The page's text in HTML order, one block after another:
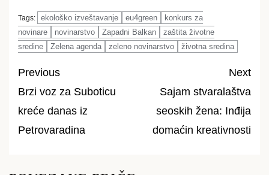
Tags: ekološko izveštavanje eu4green
konkurs za
novinare
novinarstvo Zapadni Balkan
zaštita životne
sredine
Zelena agenda zeleno novinarstvo životna sredina
Post
navigation
Previous
Brzi voz za Suboticu
kreće danas iz
Petrovaradina
Next
Sajam stvaralaštva
seoskih žena: Inđija
domaćin kreativnosti